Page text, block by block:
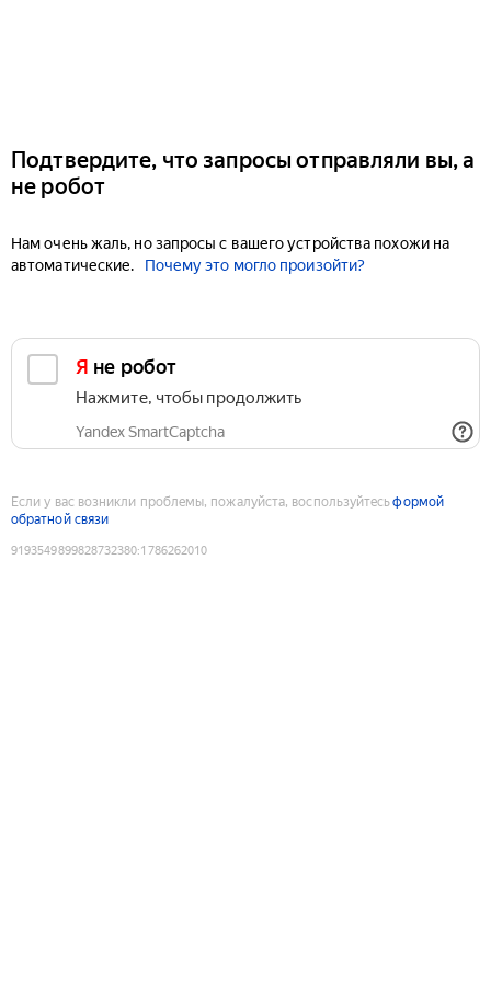
Подтвердите, что запросы отправляли вы, а
не робот
Нам очень жаль, но запросы с вашего устройства похожи на
автоматические.
Почему это могло произойти?
Я не робот
Нажмите, чтобы продолжить
Yandex SmartCaptcha
Если у вас возникли проблемы, пожалуйста, воспользуйтесьформой
обратной связи
9193549899828732380:1786262010